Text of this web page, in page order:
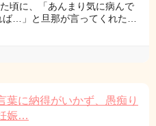
頃に、「あんまり気に病んで
ば…」と旦那が言ってくれた…
葉に納得がいかず、愚痴り
娠…